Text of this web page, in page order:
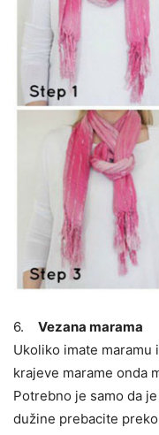
6. Vezana marama
Ukoliko imate
krajeve marame onda
Potrebno je samo da
dužine prebacite